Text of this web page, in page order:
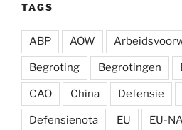
TAGS
ABP AOW
Begroting Begrotingen
CAO China Defensie
Defensienota EU EU-